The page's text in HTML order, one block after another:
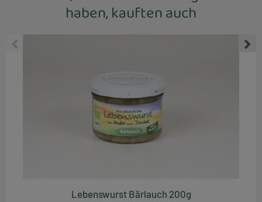
haben, kauften auch
Lebenswurst Bärlauch 200g